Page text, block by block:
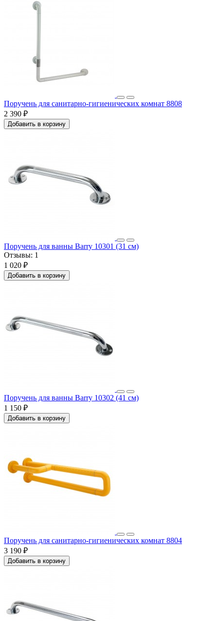
Поручень для санитарно-гигиенических комнат 8808
2 390 ₽
Добавить в корзину
Поручень для ванны Barry 10301 (31 см)
Отзывы: 1
1 020 ₽
Добавить в корзину
Поручень для ванны Barry 10302 (41 см)
1 150 ₽
Добавить в корзину
Поручень для санитарно-гигиенических комнат 8804
3 190 ₽
Добавить в корзину